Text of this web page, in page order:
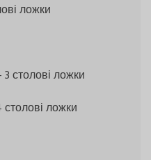
ложки
3 столові ложки
столові ложки